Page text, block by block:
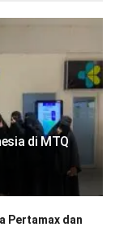
di MTQ
Pertamax dan